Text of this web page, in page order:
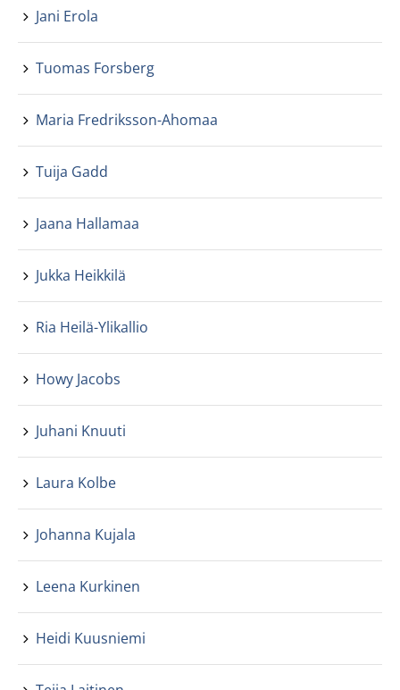
Jani Erola
Tuomas Forsberg
Maria Fredriksson-Ahomaa
Tuija Gadd
Jaana Hallamaa
Jukka Heikkilä
Ria Heilä-Ylikallio
Howy Jacobs
Juhani Knuuti
Laura Kolbe
Johanna Kujala
Leena Kurkinen
Heidi Kuusniemi